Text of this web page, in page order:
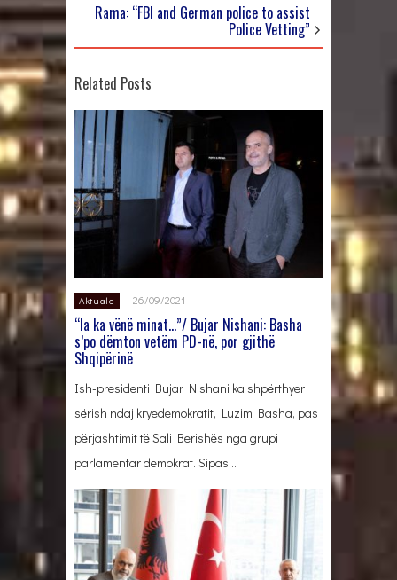
Rama: “FBI and German police to assist
Police Vetting”
Related Posts
Aktuale 26/09/2021
“Ia ka vënë minat…”/ Bujar Nishani: Basha
s’po dëmton vetëm PD-në, por gjithë
Shqipërinë
Ish-presidenti Bujar Nishani ka shpërthyer
sërish ndaj kryedemokratit, Luzim Basha, pas
përjashtimit të Sali Berishës nga grupi
parlamentar demokrat. Sipas…